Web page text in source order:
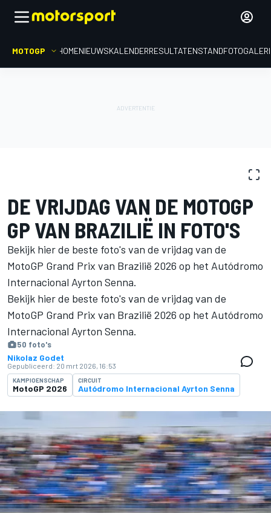
MOTOGP HOMENIEUWSKALENDERRESULTATENSTAND
DE VRIJDAG VAN DE MOTOGP
GP VAN BRAZILIË IN FOTO'S
Bekijk hier de beste foto's van de vrijdag van de
MotoGP Grand Prix van Brazilië 2026 op het Autódromo
Internacional Ayrton Senna.
Bekijk hier de beste foto's van de vrijdag van de
MotoGP Grand Prix van Brazilië 2026 op het Autódromo
Internacional Ayrton Senna.
50 foto's
Nikolaz Godet
Gepubliceerd: 20 mrt 2026, 16:53
KAMPIOENSCHAP
MotoGP 2026
CIRCUIT
Autódromo Internacional Ayrton Senna